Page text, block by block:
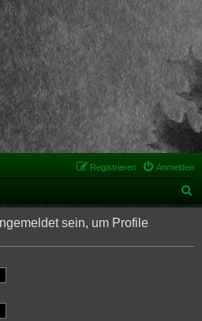
Anmelden
Registrieren
u
h
sein, um Profile